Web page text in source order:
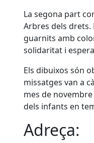
La segona part
Arbres dels drets.
guarnits amb
solidaritat i
Els dibuixos són
missatges van a
mes de
dels infants en
Adreça: